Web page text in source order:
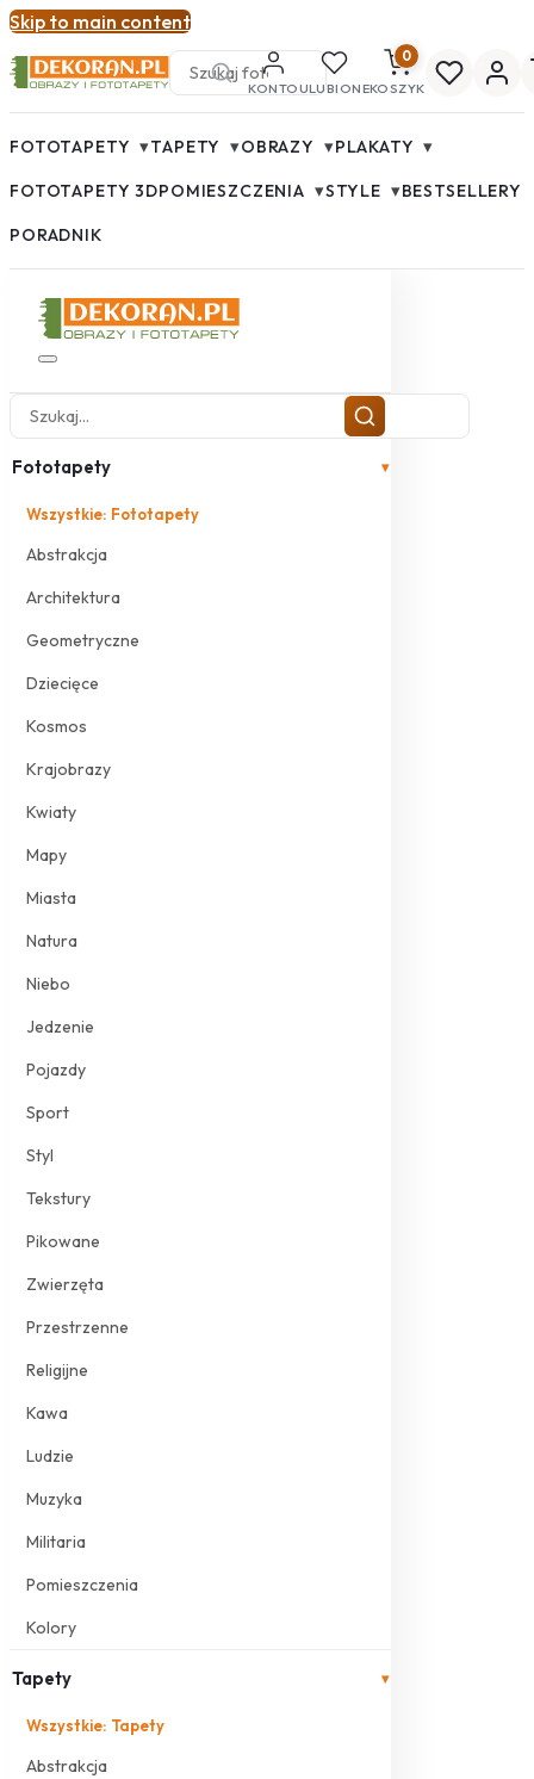
Skip to main content
KONTOULUBIONE
0
KOSZYK
FOTOTAPETY ▾TAPETY ▾OBRAZY ▾PLAKATY ▾
FOTOTAPETY 3DPOMIESZCZENIA ▾STYLE ▾BESTSELLERY
PORADNIK
Fototapety ▾
Wszystkie: Fototapety
Abstrakcja
Architektura
Geometryczne
Dziecięce
Kosmos
Krajobrazy
Kwiaty
Mapy
Miasta
Natura
Niebo
Jedzenie
Pojazdy
Sport
Styl
Tekstury
Pikowane
Zwierzęta
Przestrzenne
Religijne
Kawa
Ludzie
Muzyka
Militaria
Pomieszczenia
Kolory
Tapety ▾
Wszystkie: Tapety
Abstrakcja